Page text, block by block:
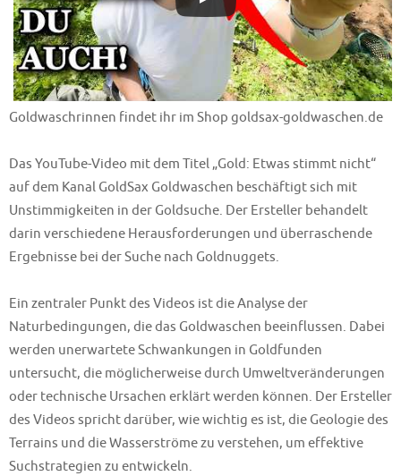
Goldwaschrinnen findet ihr im Shop goldsax-goldwaschen.de
Das YouTube-Video mit dem Titel „Gold: Etwas stimmt nicht“
auf dem Kanal GoldSax Goldwaschen beschäftigt sich mit
Unstimmigkeiten in der Goldsuche. Der Ersteller behandelt
darin verschiedene Herausforderungen und überraschende
Ergebnisse bei der Suche nach Goldnuggets.
Ein zentraler Punkt des Videos ist die Analyse der
Naturbedingungen, die das Goldwaschen beeinflussen. Dabei
werden unerwartete Schwankungen in Goldfunden
untersucht, die möglicherweise durch Umweltveränderungen
oder technische Ursachen erklärt werden können. Der Ersteller
des Videos spricht darüber, wie wichtig es ist, die Geologie des
Terrains und die Wasserströme zu verstehen, um effektive
Suchstrategien zu entwickeln.